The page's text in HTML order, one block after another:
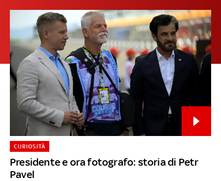
Presidente e ora fotografo: storia di Petr
Pavel
CURIOSITÀ